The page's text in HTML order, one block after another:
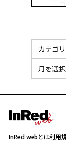
InRed webとは利用